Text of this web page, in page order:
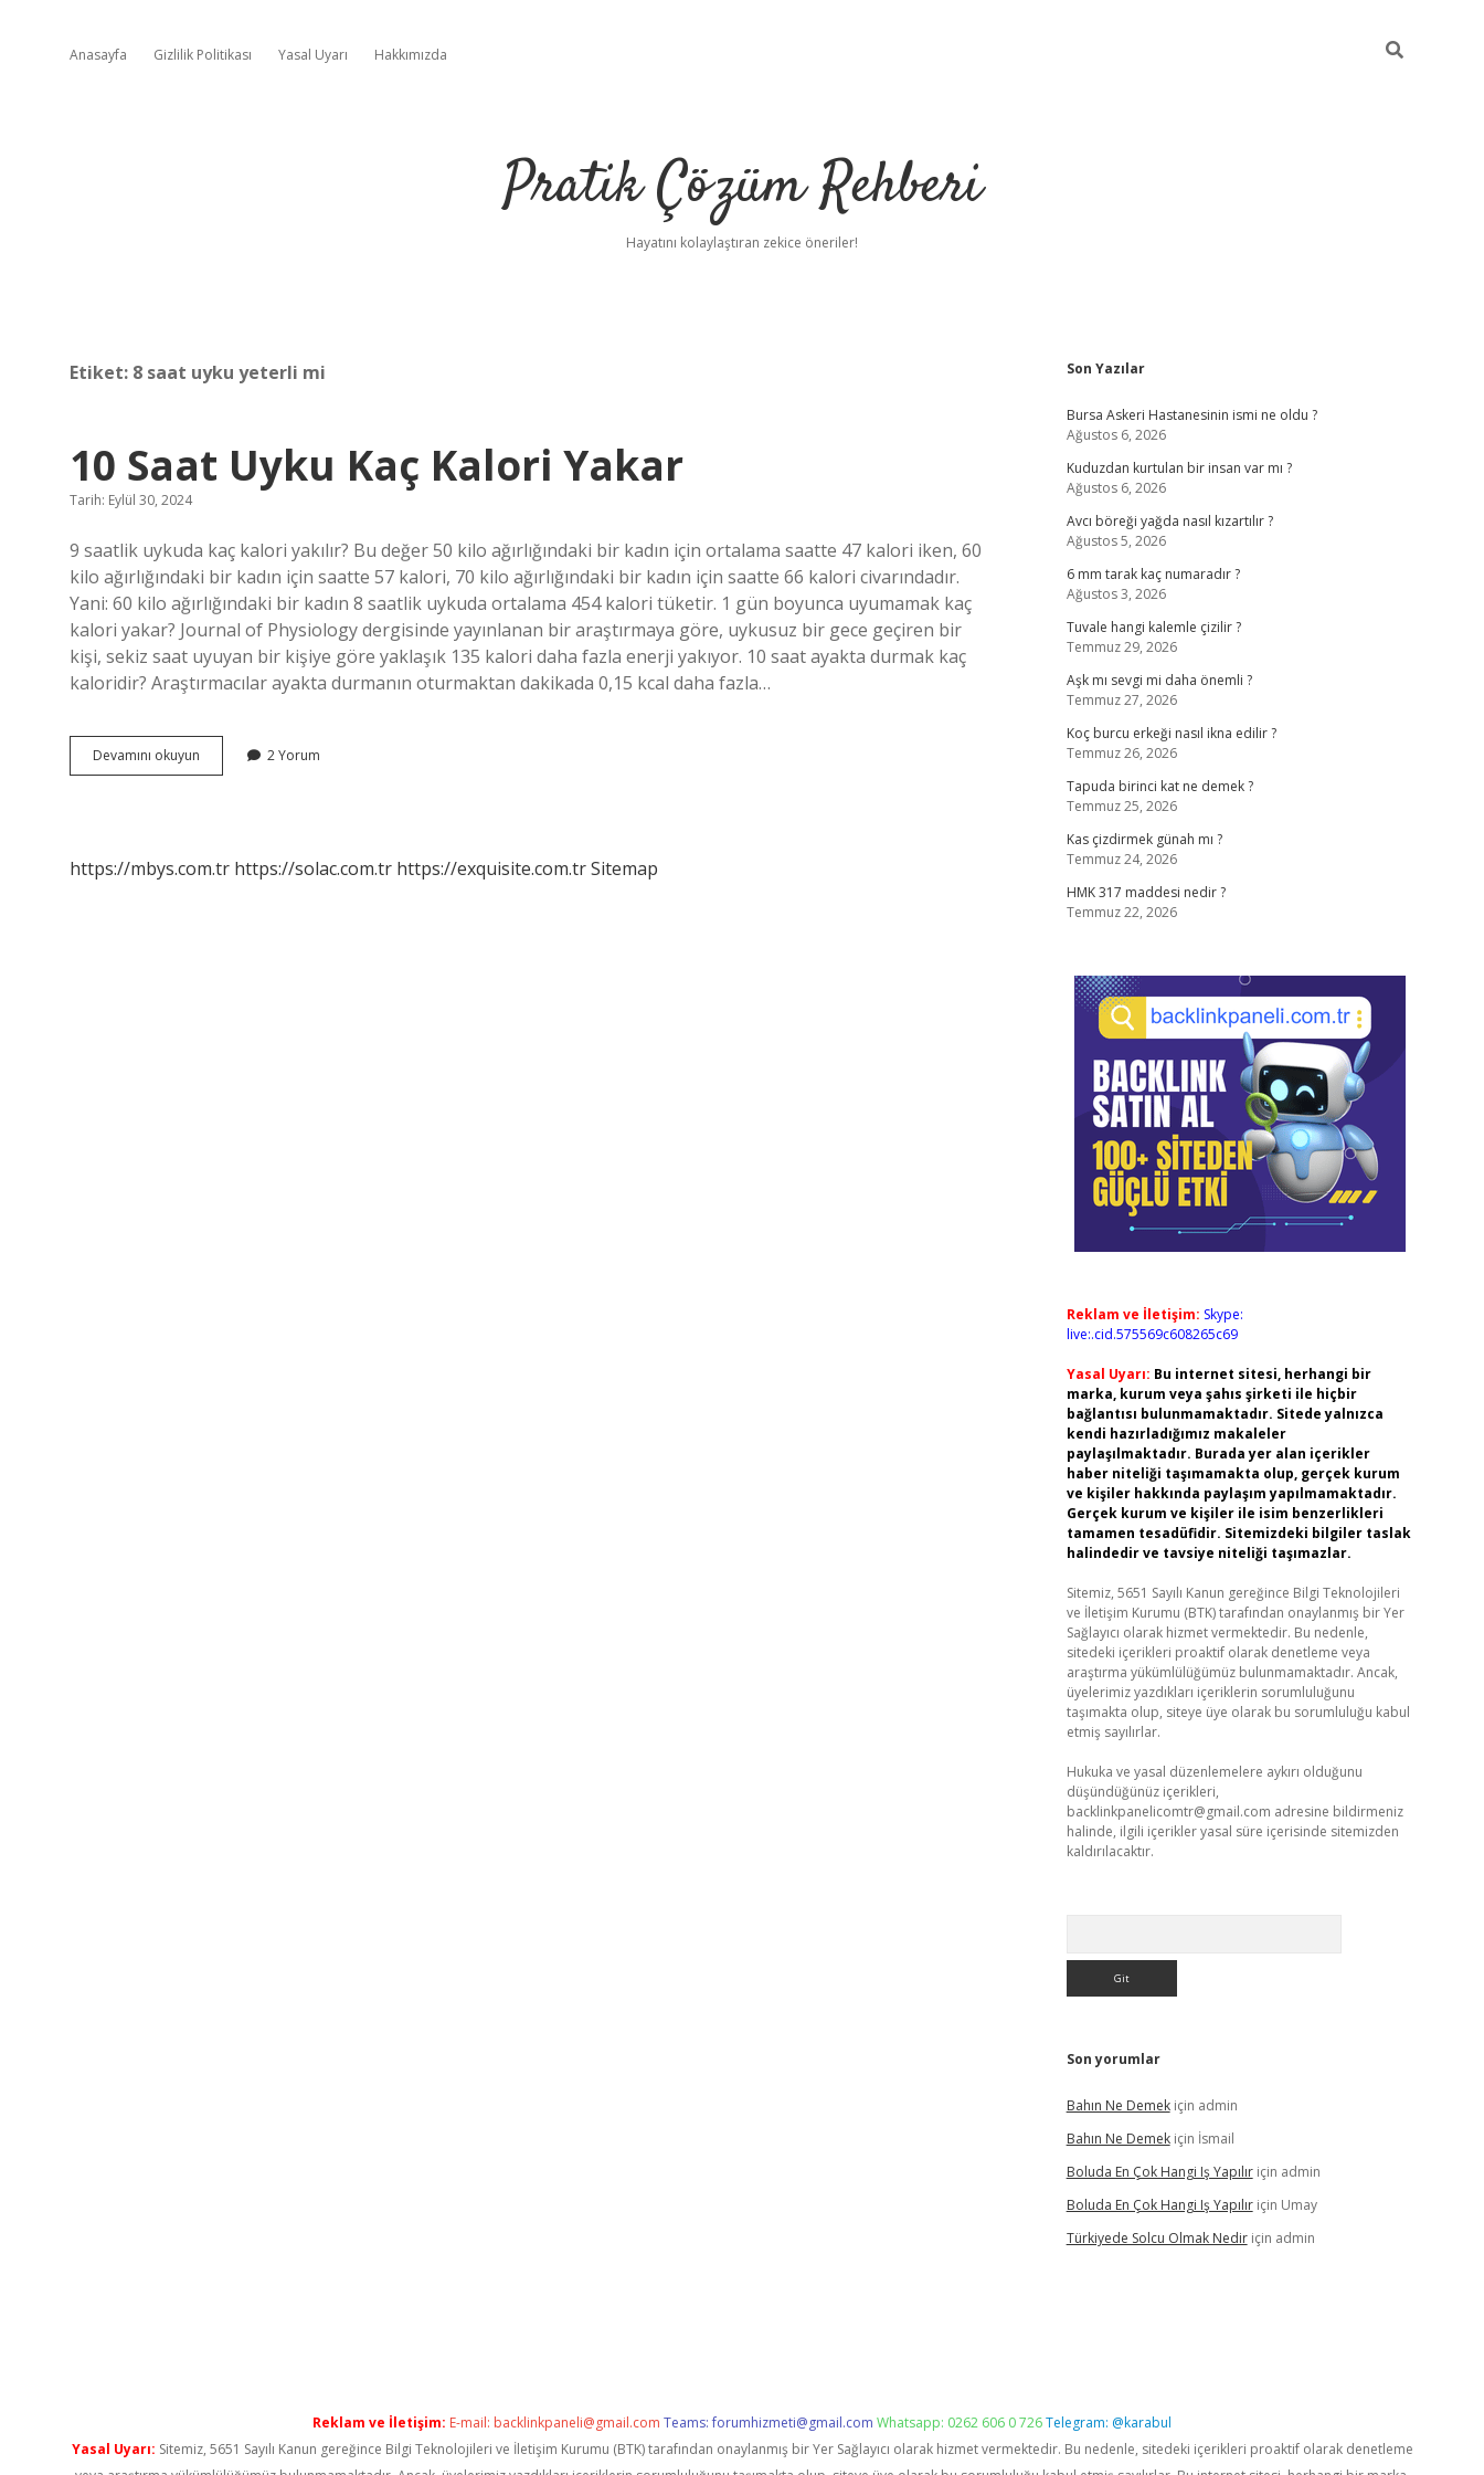
Anasayfa Gizlilik Politikası Yasal Uyarı Hakkımızda
Pratik Çözüm Rehberi
Hayatını kolaylaştıran zekice öneriler!
Etiket: 8 saat uyku yeterli mi
10 Saat Uyku Kaç Kalori Yakar
Tarih: Eylül 30, 2024
9 saatlik uykuda kaç kalori yakılır? Bu değer 50 kilo ağırlığındaki bir kadın için ortalama saatte 47 kalori iken, 60
kilo ağırlığındaki bir kadın için saatte 57 kalori, 70 kilo ağırlığındaki bir kadın için saatte 66 kalori civarındadır.
Yani: 60 kilo ağırlığındaki bir kadın 8 saatlik uykuda ortalama 454 kalori tüketir. 1 gün boyunca uyumamak kaç
kalori yakar? Journal of Physiology dergisinde yayınlanan bir araştırmaya göre, uykusuz bir gece geçiren bir
kişi, sekiz saat uyuyan bir kişiye göre yaklaşık 135 kalori daha fazla enerji yakıyor. 10 saat ayakta durmak kaç
kaloridir? Araştırmacılar ayakta durmanın oturmaktan dakikada 0,15 kcal daha fazla…
Devamını okuyun
Saat
2 Yorum
https://mbys.com.tr https://solac.com.tr https://exquisite.com.trSitemap
Sidebar
Son Yazılar
Bursa Askeri Hastanesinin ismi ne oldu ?
Ağustos 6, 2026
Kuduzdan kurtulan bir insan var mı ?
Ağustos 6, 2026
Avcı böreği yağda nasıl kızartılır ?
Ağustos 5, 2026
6 mm tarak kaç numaradır ?
Ağustos 3, 2026
Tuvale hangi kalemle çizilir ?
Temmuz 29, 2026
Aşk mı sevgi mi daha önemli ?
Temmuz 27, 2026
Koç burcu erkeği nasıl ikna edilir ?
Temmuz 26, 2026
Tapuda birinci kat ne demek ?
Temmuz 25, 2026
Kas çizdirmek günah mı ?
Temmuz 24, 2026
HMK 317 maddesi nedir ?
Temmuz 22, 2026
Reklam ve İletişim: Skype:
live:.cid.575569c608265c69
Yasal Uyarı: Bu internet sitesi, herhangi bir
marka, kurum veya şahıs şirketi ile hiçbir
bağlantısı bulunmamaktadır. Sitede yalnızca
kendi hazırladığımız makaleler
paylaşılmaktadır. Burada yer alan içerikler
haber niteliği taşımamakta olup, gerçek kurum
ve kişiler hakkında paylaşım yapılmamaktadır.
Gerçek kurum ve kişiler ile isim benzerlikleri
tamamen tesadüfidir. Sitemizdeki bilgiler taslak
halindedir ve tavsiye niteliği taşımazlar.
Sitemiz, 5651 Sayılı Kanun gereğince Bilgi Teknolojileri
ve İletişim Kurumu (BTK) tarafından onaylanmış bir Yer
Sağlayıcı olarak hizmet vermektedir. Bu nedenle,
sitedeki içerikleri proaktif olarak denetleme veya
araştırma yükümlülüğümüz bulunmamaktadır. Ancak,
üyelerimiz yazdıkları içeriklerin sorumluluğunu
taşımakta olup, siteye üye olarak bu sorumluluğu kabul
etmiş sayılırlar.
Hukuka ve yasal düzenlemelere aykırı olduğunu
düşündüğünüz içerikleri,
backlinkpanelicomtr@gmail.com adresine bildirmeniz
halinde, ilgili içerikler yasal süre içerisinde sitemizden
kaldırılacaktır.
Son yorumlar
Bahın Ne Demekiçin admin
Bahın Ne Demekiçin İsmail
Boluda En Çok Hangi Iş Yapılıriçin admin
Boluda En Çok Hangi Iş Yapılıriçin Umay
Türkiyede Solcu Olmak Nediriçin admin
Reklam ve İletişim: E-mail: backlinkpaneli@gmail.com Teams:forumhizmeti@gmail.com Whatsapp: 0262 606 0 726Telegram: @karabul
Yasal Uyarı: Sitemiz, 5651 Sayılı Kanun gereğince Bilgi Teknolojileri ve İletişim Kurumu (BTK) tarafından onaylanmış bir Yer Sağlayıcı olarak hizmet vermektedir. Bu nedenle, sitedeki içerikleri proaktif olarak denetleme